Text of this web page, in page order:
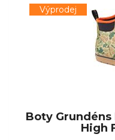
Výprodej
Boty
High